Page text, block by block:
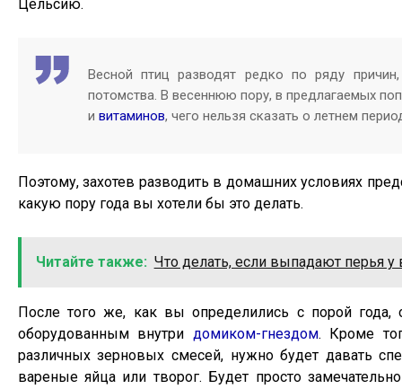
Цельсию.
Весной птиц разводят редко по ряду
потомства. В весеннюю пору, в предлагаемых
и витаминов, чего нельзя сказать о летнем
Поэтому, захотев разводить в домашних условиях
какую пору года вы хотели бы это делать.
Читайте также: Что делать, если выпадают перья у
После того же, как вы определились с порой года,
оборудованным внутри домиком-гнездом. Кроме
различных зерновых смесей, нужно будет давать
вареные яйца или творог. Будет просто